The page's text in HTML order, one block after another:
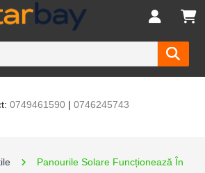
0749461590| 0746245743
Panourile Solare Funcționează În